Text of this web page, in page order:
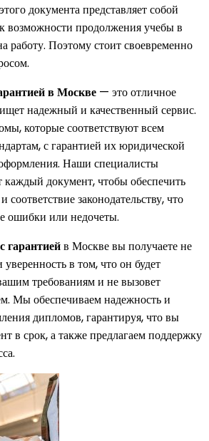
документа представляет собой
возможности продолжения учебы в
работу. Поэтому стоит своевременно
в Москве — это отличное
надежный и качественный сервис.
которые соответствуют всем
с гарантией их юридической
Наши специалисты
каждый документ, чтобы обеспечить
соответствие законодательству, что
ошибки или недочеты.
гарантиейв Москве вы получаете не
в том, что он будет
требованиям и не вызовет
Мы обеспечиваем надежность и
дипломов, гарантируя, что вы
в срок, а также предлагаем поддержку